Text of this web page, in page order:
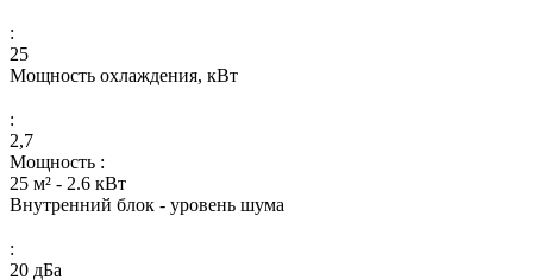
:
25
Мощность охлаждения, кВт
:
2,7
Мощность :
25 м² - 2.6 кВт
Внутренний блок - уровень шума
:
20 дБа